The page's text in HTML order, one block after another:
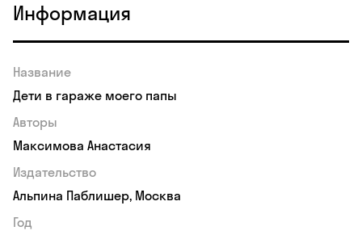
Информация
Название
Дети в гараже моего папы
Авторы
Максимова Анастасия
Издательство
Альпина Паблишер, Москва
Год